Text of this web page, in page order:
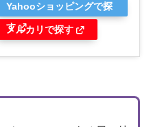
Yahooショッピングで探
す
メルカリで探す